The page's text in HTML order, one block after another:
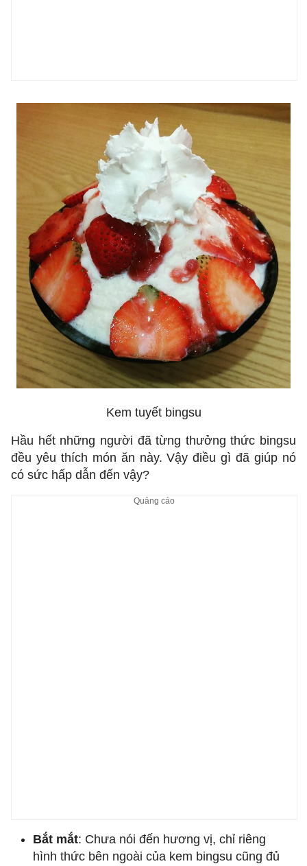
Kem tuyết bingsu
Hầu hết những người đã từng thưởng thức bingsu
đều yêu thích món ăn này. Vậy điều gì đã giúp nó
có sức hấp dẫn đến vậy?
Bắt mắt: Chưa nói đến hương vị, chỉ riêng
hình thức bên ngoài của kem bingsu cũng đủ